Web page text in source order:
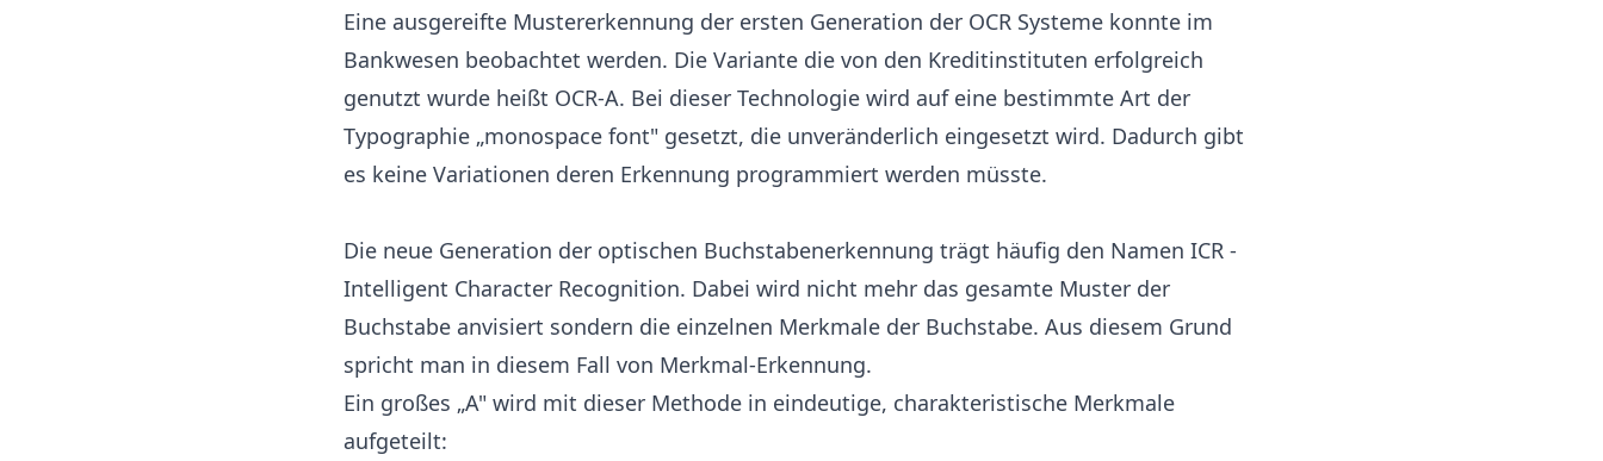
Eine ausgereifte Mustererkennung der ersten Generation der OCR Systeme konnte im
Bankwesen beobachtet werden. Die Variante die von den Kreditinstituten erfolgreich
genutzt wurde heißt OCR-A. Bei dieser Technologie wird auf eine bestimmte Art der
Typographie „monospace font" gesetzt, die unveränderlich eingesetzt wird. Dadurch gibt
es keine Variationen deren Erkennung programmiert werden müsste.
Die neue Generation der optischen Buchstabenerkennung trägt häufig den Namen ICR -
Intelligent Character Recognition. Dabei wird nicht mehr das gesamte Muster der
Buchstabe anvisiert sondern die einzelnen Merkmale der Buchstabe. Aus diesem Grund
spricht man in diesem Fall von Merkmal-Erkennung.
Ein großes „A" wird mit dieser Methode in eindeutige, charakteristische Merkmale
aufgeteilt: